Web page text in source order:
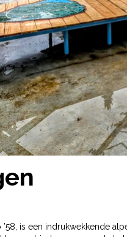
is een indrukwekkende